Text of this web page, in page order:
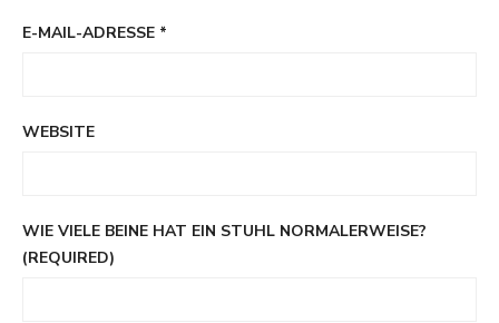
E-MAIL-ADRESSE *
WEBSITE
WIE VIELE BEINE HAT EIN STUHL NORMALERWEISE?
(REQUIRED)